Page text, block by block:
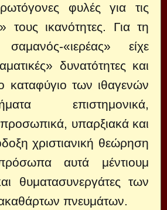
φυλές για τις
τους ικανότητες. Για τη
«ιερέας» είχε
δυνατότητες και
καταφύγιο των ιθαγενών
επιστημονικά,
προσωπικά, υπαρξιακά και
χριστιανική θεώρηση
αυτά μέντιουμ
θυματασυνεργάτες των
πνευμάτων.